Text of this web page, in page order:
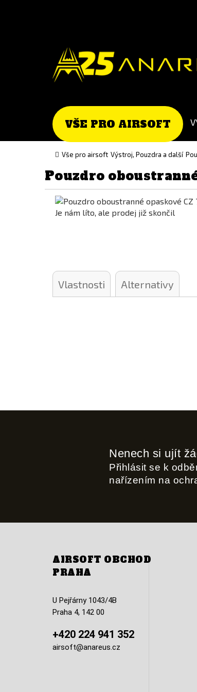
version
VŠE PRO AIRSOFT
Vše pro airsoft Výstroj, Pouzdra a další
Pouzdro
Je nám líto, ale prodej již skončil
Vlastnosti Alternativy
Nenech si ujít
Přihlásit se k
nařízením na
AIRSOFT OBCHOD
PRAHA
U Pejřárny 1043/4B
Praha 4, 142 00
+420 224 941 352
airsoft@anareus.cz